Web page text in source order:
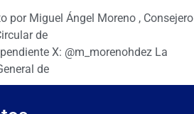
por Miguel Ángel Moreno , Consejero
de
X: @m_morenohdez La
de